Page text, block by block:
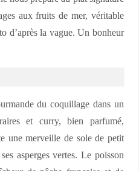
aux fruits de mer, véritable
d’après la vague. Un bonheur
du coquillage dans un
et curry, bien parfumé,
une merveille de sole de petit
asperges vertes. Le poisson